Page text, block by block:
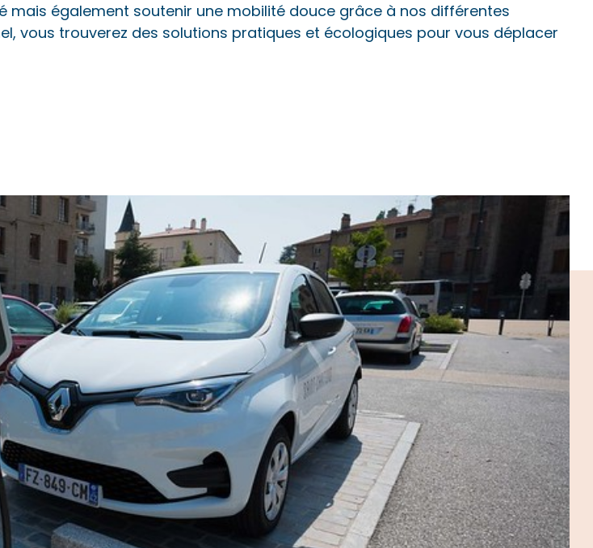
également soutenir une mobilité douce grâce à nos différentes
vous trouverez des solutions pratiques et écologiques pour vous déplacer